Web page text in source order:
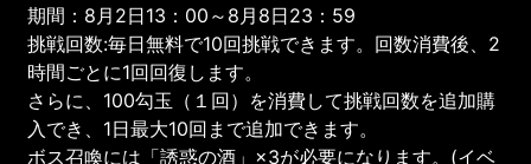
期間：8月2日13：00～8月8日23：59
挑戦回数:毎日無料で10回挑戦できます。回数消費後、2
時間ごとに1回回復します。
さらに、100勾玉（１回）を消費して挑戦回数を追加購
入でき、1日最大10回まで追加できます。
ボス召喚には「誘惑の酒」×3が必要になります。(イベ